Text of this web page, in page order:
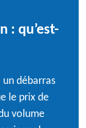
: qu’est-
un débarras
le prix de
volume